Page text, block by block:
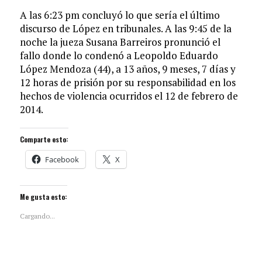
A las 6:23 pm concluyó lo que sería el último
discurso de López en tribunales. A las 9:45 de la
noche la jueza Susana Barreiros pronunció el
fallo donde lo condenó a Leopoldo Eduardo
López Mendoza (44), a 13 años, 9 meses, 7 días y
12 horas de prisión por su responsabilidad en los
hechos de violencia ocurridos el 12 de febrero de
2014.
Comparte esto:
Facebook X
Me gusta esto:
Cargando...